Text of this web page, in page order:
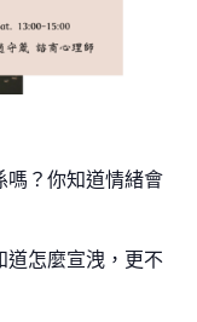
嗎？你知道情緒會
道怎麼宣洩，更不